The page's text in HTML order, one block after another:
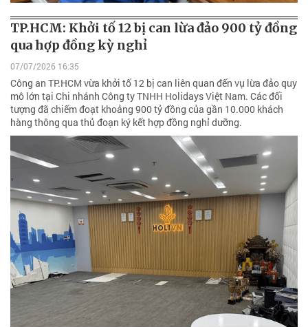
TP.HCM: Khởi tố 12 bị can lừa đảo 900 tỷ đồng
qua hợp đồng kỳ nghỉ
07/07/2026 16:35
Công an TP.HCM vừa khởi tố 12 bị can liên quan đến vụ lừa đảo quy
mô lớn tại Chi nhánh Công ty TNHH Holidays Việt Nam. Các đối
tượng đã chiếm đoạt khoảng 900 tỷ đồng của gần 10.000 khách
hàng thông qua thủ đoạn ký kết hợp đồng nghỉ dưỡng.